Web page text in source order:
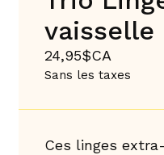
24,95$CA
Sans les taxes
Ces linges